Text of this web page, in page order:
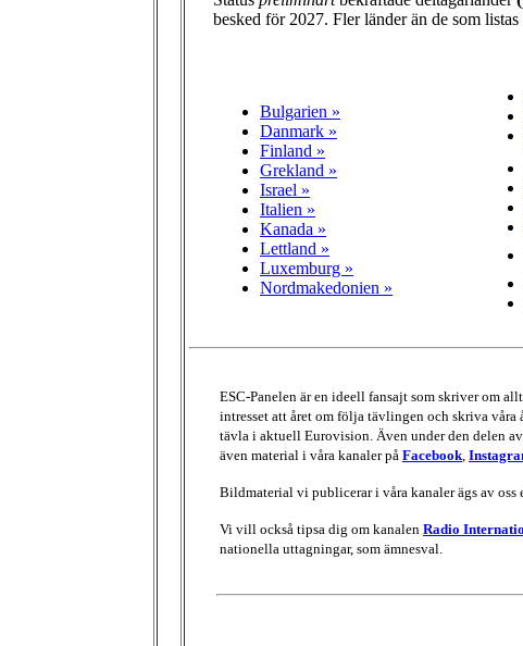
besked för 2027. Fler länder än de som listas
Bulgarien »
Danmark »
Finland »
Grekland »
Israel »
Italien »
Kanada »
Lettland »
Luxemburg »
Nordmakedonien »
ESC-Panelen är en ideell fansajt som skriver om
intresset att året om följa tävlingen och skriva
tävla i aktuell Eurovision. Även under den delen
även material i våra kanaler på Facebook
Bildmaterial vi publicerar i våra kanaler ägs av
Vi vill också tipsa dig om kanalen Radio
nationella uttagningar, som ämnesval.